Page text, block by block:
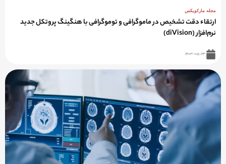
مجله مارکوپکس
ارتقاء دقت تشخیص در ماموگرافی و توموگرافی با هنگینگ پروتکل جدید
نرم‌افزار (diVision)